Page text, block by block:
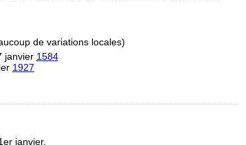
de variations locales)
janvier 1584
1927
janvier.